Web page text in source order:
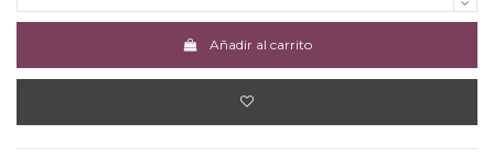
Añadir al carrito